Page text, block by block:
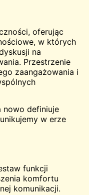
oferując
w których
na
Przestrzenie
zaangażowania i
nowo definiuje
w erze
funkcji
komfortu
komunikacji.